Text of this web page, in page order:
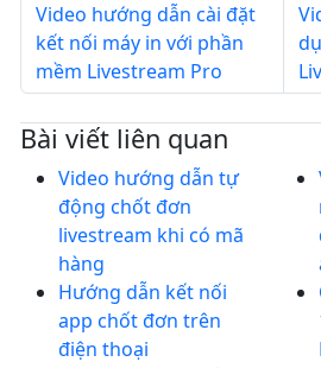
Video hướng dẫn cài đặt
kết nối máy in với phần
mềm Livestream Pro
Bài viết liên quan
Video hướng dẫn tự
động chốt đơn
livestream khi có mã
hàng
Hướng dẫn kết nối
app chốt đơn trên
điện thoại